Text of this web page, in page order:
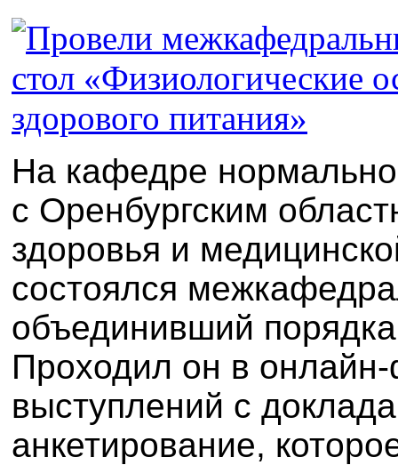
На кафедре
с Оренбургским
здоровья и
состоялся
объединивший
Проходил он в
выступлений с
анкетирование,